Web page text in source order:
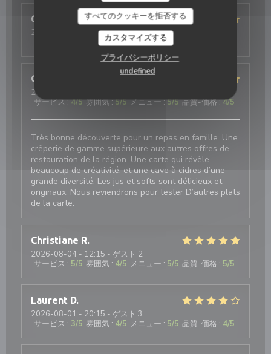
すべてのクッキーを拒否する
カスタマイズする
プライバシーポリシー
undefined
Christelle
B
2026-07-25
- 20:15 - ゲスト 4
雰囲気:5/5 メニュー: /5
Guillaume
2026-08-04
サービス:4/5 雰囲気:5/5 メニュー:5/5 品質-価格:4/5
Très bonne découverte pour un repas en famille. Une
crêperie de gamme supérieure aux autres offres de
restauration de la région. Une carte qui révèle
beaucoup de créativité, et une cave à cidres d’une
grande diversité. Les jus et softs sont délicieux et
originaux. Nous reviendrons pour tester D’autres plats
de la carte.
Christiane R
2026-08-04 - 12:15 - ゲスト 2
サービス : 5/5 雰囲気 : 4/5 メニュー : 5/5 品質-価格 : 5/5
Laurent D
2026-08-01 - 20:15 - ゲスト 3
サービス : 3/5 雰囲気 : 4/5 メニュー : 5/5 品質-価格 : 4/5